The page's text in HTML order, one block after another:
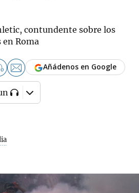
contundente sobre los
en Roma
0 Añádenos en Google